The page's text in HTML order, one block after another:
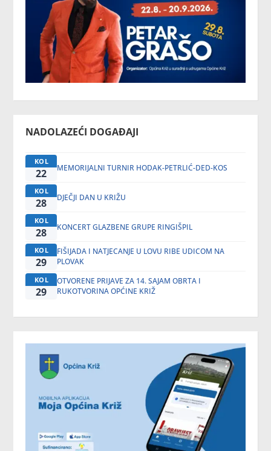
NADOLAZEĆI DOGAĐAJI
KOL
22 MEMORIJALNI TURNIR HODAK-PETRLIĆ-DED-KOS
KOL
28 DJEČJI DAN U KRIŽU
KOL
28 KONCERT GLAZBENE GRUPE RINGIŠPIL
KOL
29
FIŠIJADA I NATJECANJE U LOVU RIBE UDICOM NA
PLOVAK
KOL
29
OTVORENE PRIJAVE ZA 14. SAJAM OBRTA I
RUKOTVORINA OPĆINE KRIŽ